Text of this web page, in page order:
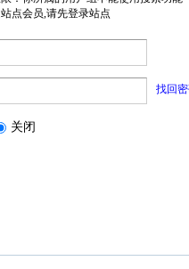
点会员,请先登录站点
找回
关闭